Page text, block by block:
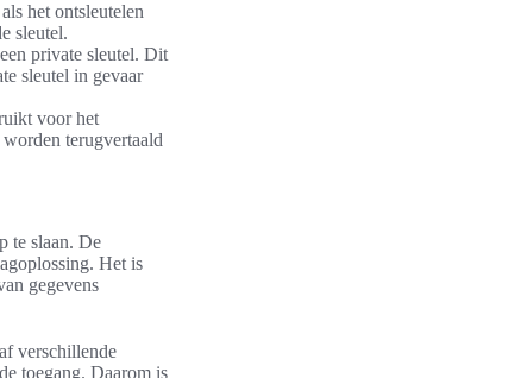
het ontsleutelen
sleutel.
private sleutel. Dit
sleutel in gevaar
voor het
terugvertaald
te slaan. De
Het is
gegevens
verschillende
toegang. Daarom is